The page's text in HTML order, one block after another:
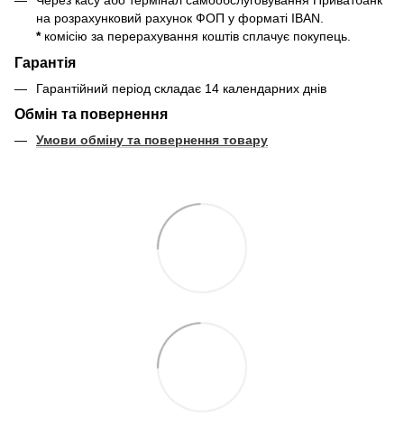
на розрахунковий рахунок ФОП у форматі IBAN.
* комісію за перерахування коштів сплачує покупець.
Гарантія
Гарантійний період складає 14 календарних днів
Обмін та повернення
Умови обміну та повернення товару